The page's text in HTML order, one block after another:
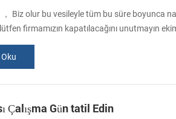
， Biz olur bu vesileyle tüm bu süre boyunca
firmamızın kapatılacağını unutmayın
Festival. herhangi bir sipariş kabul edilecek,
bir rahatsızlıktan dolayı özür dilerim. Eğer var
: sales15@csntek....
Oku
Çalışma Gün tatil Edin